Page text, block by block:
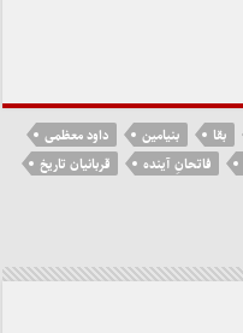
بقا بنیامین
داود معظمی
فاتحانِ آینده
قربانیان تاریخ